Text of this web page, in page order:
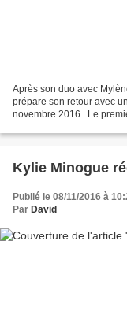
Après son duo avec
prépare son retour avec
novembre 2016 . Le
Kylie Minogue
Publié le 08/11/2016 à
Par David